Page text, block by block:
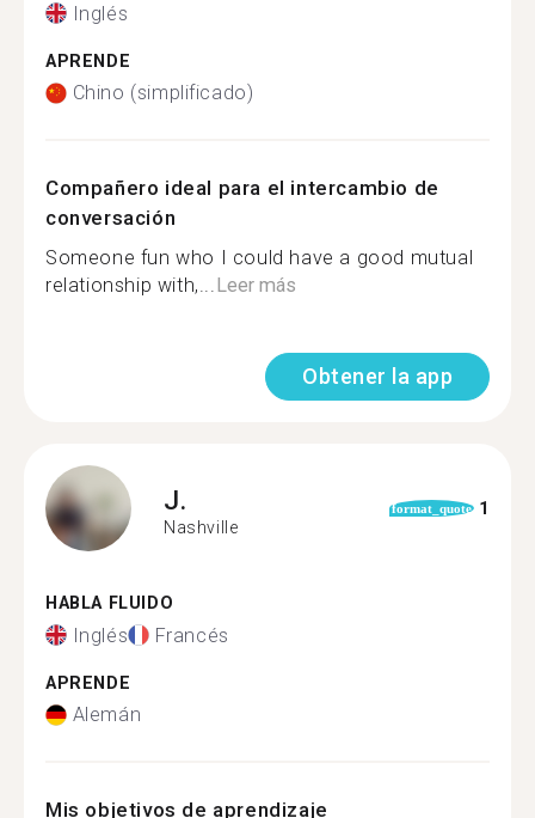
Inglés
APRENDE
Chino (simplificado)
Compañero ideal para el intercambio de
conversación
Someone fun who I could have a good mutual
relationship with,...Leer más
Obtener la app
J.
Nashville
format_quote 1
HABLA FLUIDO
Inglés Francés
APRENDE
Alemán
Mis objetivos de aprendizaje